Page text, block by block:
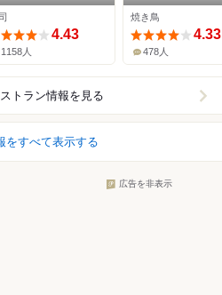
4.43
1158人
焼き鳥
4.33
478人
トラン情報を見る
をすべて表示する
広告を非表示